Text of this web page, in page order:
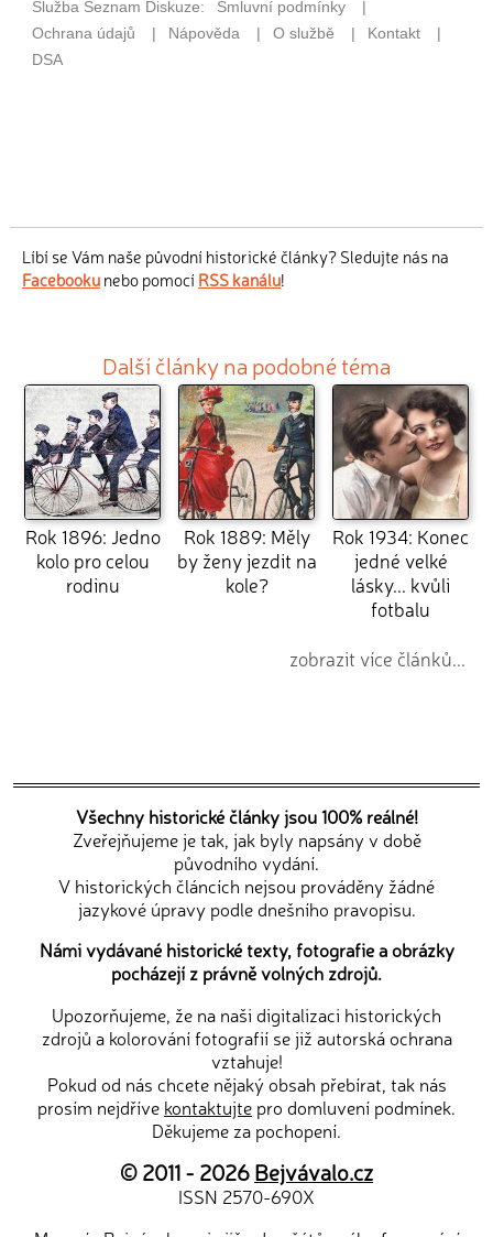
Líbí se Vám naše původní historické články? Sledujte nás na
Facebookunebo pomocí RSS kanálu!
Další články na podobné téma
Rok 1896: Jedno
kolo pro celou
rodinu
Rok 1889: Měly
by ženy jezdit na
kole?
Rok 1934: Konec
jedné velké
lásky... kvůli
fotbalu
zobrazit více článků...
Všechny historické články jsou 100% reálné!
Zveřejňujeme je tak, jak byly napsány v době
původního vydání.
V historických článcích nejsou prováděny žádné
jazykové úpravy podle dnešního pravopisu.
Námi vydávané historické texty, fotografie a obrázky
pocházejí z právně volných zdrojů.
Upozorňujeme, že na naši digitalizaci historických
zdrojů a kolorování fotografií se již autorská ochrana
vztahuje!
Pokud od nás chcete nějaký obsah přebírat, tak nás
prosím nejdříve kontaktujte pro domluvení podmínek.
Děkujeme za pochopení.
© 2011 - 2026Bejvávalo.cz
ISSN 2570-690X